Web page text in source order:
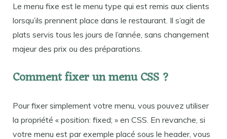
Le menu fixe est le menu type qui est remis aux clients
lorsqu’ils prennent place dans le restaurant. Il s’agit de
plats servis tous les jours de l’année, sans changement
majeur des prix ou des préparations.
Comment fixer un menu CSS ?
Pour fixer simplement votre menu, vous pouvez utiliser
la propriété « position: fixed; » en CSS. En revanche, si
votre menu est par exemple placé sous le header, vous